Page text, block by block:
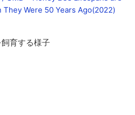
Were 50 Years Ago(2022)
育する様子